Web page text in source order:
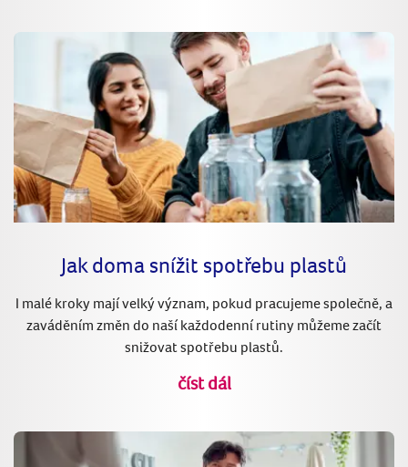
Jak doma snížit spotřebu plastů
I malé kroky mají velký význam, pokud pracujeme společně, a
zaváděním změn do naší každodenní rutiny můžeme začít
snižovat spotřebu plastů.
číst dál